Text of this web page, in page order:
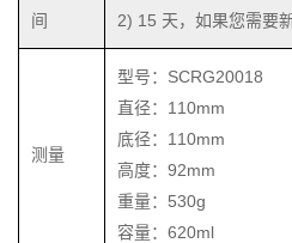
间
2) 15 天，如果您需要
测量
型号：SCRG20018
直径：110mm
底径：110mm
高度：92mm
重量：530g
容量：620ml